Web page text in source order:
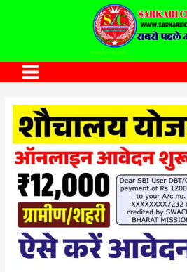
SARKARI CENTER
www.sarkaricenter.com
Main
Menu